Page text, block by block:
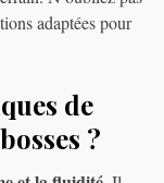
adaptées pour
de
?